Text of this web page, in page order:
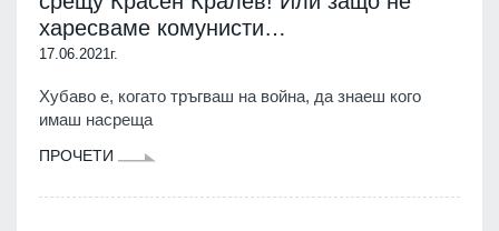
харесваме комунисти…
17.06.2021г.
Хубаво е, когато тръгваш на война, да знаеш кого
имаш насреща
ПРОЧЕТИ